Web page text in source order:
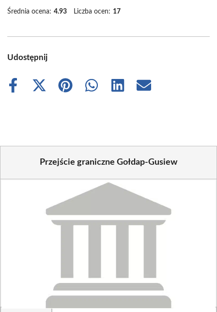
Średnia ocena: 4.93 Liczba ocen: 17
Udostępnij
Share
Share
Share
Share
Share
Share
Przejście graniczne Gołdap-Gusiew